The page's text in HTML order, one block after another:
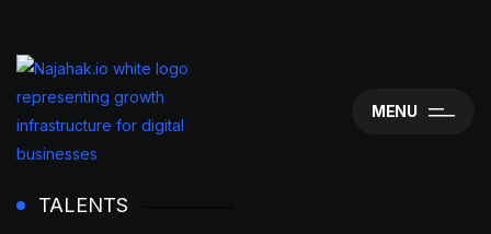
MENU
TALENTS